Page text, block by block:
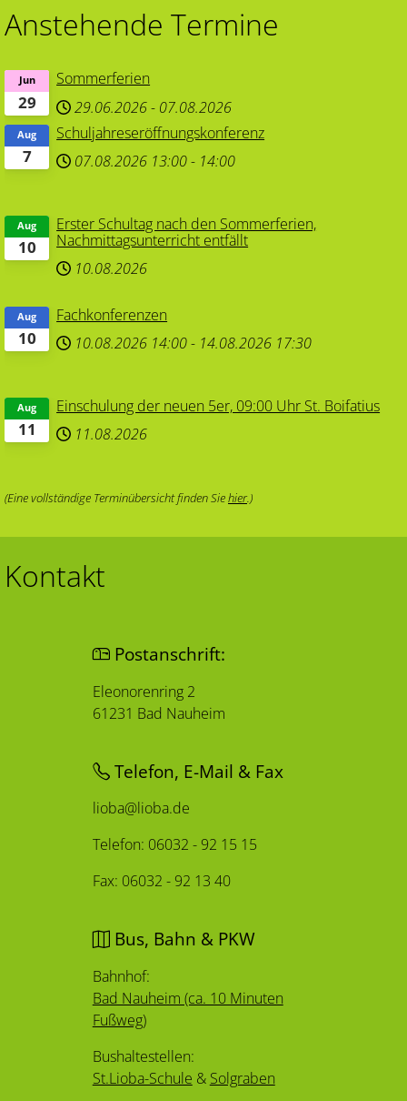
Anstehende Termine
29
Jun
Sommerferien
29.06.2026- 07.08.2026
7
Aug
Schuljahreseröffnungskonferenz
07.08.2026 13:00- 14:00
10
Aug
Erster Schultag nach den Sommerferien,
Nachmittagsunterricht entfällt
10.08.2026
10
Aug
Fachkonferenzen
10.08.2026 14:00- 14.08.2026 17:30
11
Aug
Einschulung der neuen 5er, 09:00 Uhr St. Boifatius
11.08.2026
(Eine vollständige Terminübersicht finden Siehier.)
Kontakt
Postanschrift:
Eleonorenring 2
61231 Bad Nauheim
Telefon, E-Mail & Fax
lioba@lioba.de
Telefon: 06032 - 92 15 15
Fax: 06032 - 92 13 40
Bus, Bahn & PKW
Bahnhof:
Bad Nauheim (ca. 10 Minuten
Fußweg)
Bushaltestellen:
St.Lioba-Schule & Solgraben